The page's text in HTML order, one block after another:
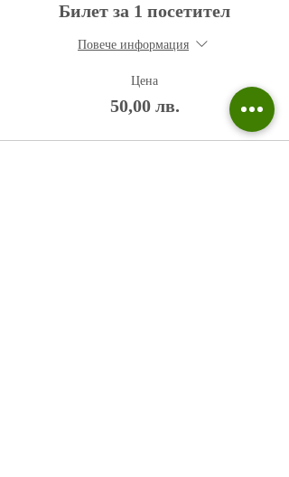
Билет за 1 посетител
Повече информация
Цена
50,00 лв.